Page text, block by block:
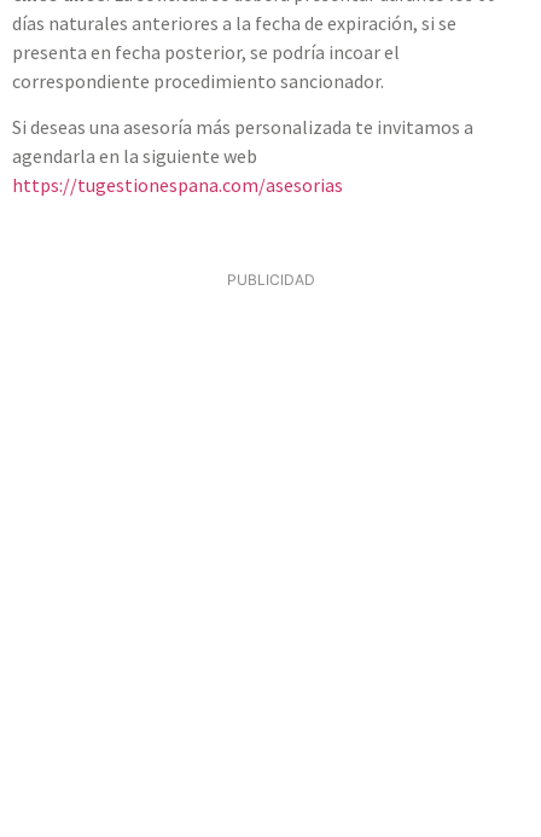
días naturales anteriores a la fecha de expiración, si se
presenta en fecha posterior, se podría incoar el
correspondiente procedimiento sancionador.
Si deseas una asesoría más personalizada te invitamos a
agendarla en la siguiente web
https://tugestionespana.com/asesorias
PUBLICIDAD